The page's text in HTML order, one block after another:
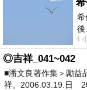
希
後
有
4
◎吉祥_041~042
■潘文良著作集＞勵
祥。2006.03.19.日